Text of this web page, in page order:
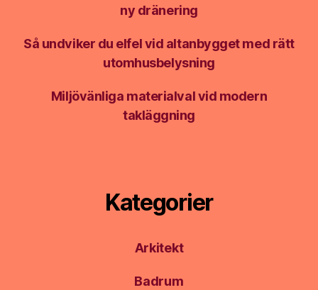
ny dränering
Så undviker du elfel vid altanbygget med rätt
utomhusbelysning
Miljövänliga materialval vid modern
takläggning
Kategorier
Arkitekt
Badrum